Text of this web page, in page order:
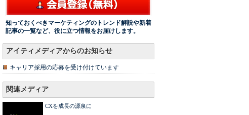
知っておくべきマーケティングのトレンド解説や新着
記事の一覧など、役に立つ情報をお届けします。
アイティメディアからのお知らせ
キャリア採用の応募を受け付けています
関連メディア
CXを成長の源泉に